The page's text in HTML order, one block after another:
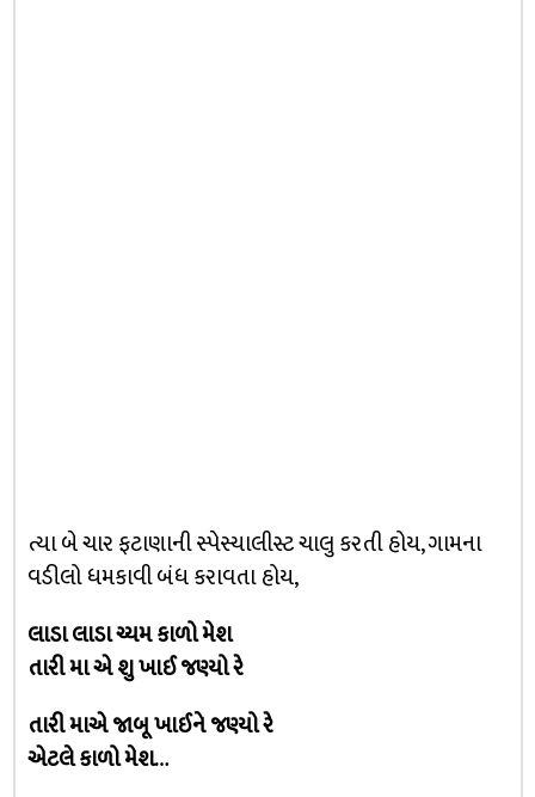
ત્યા બે ચાર ફટાણાની સ્પેસ્યાલીસ્ટ ચાલુ કરતી હોય, ગામના
વડીલો ધમકાવી બંધ કરાવતા હોય,
લાડા લાડા ચ્યમ કાળો મેશ
તારી મા એ શુ ખાઈ જણ્યો રે
તારી માએ જાબૂ ખાઈને જણ્યો રે
એટલે કાળો મેશ…